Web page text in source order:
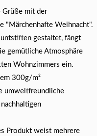
Grüße mit der
"Märchenhafte Weihnacht".
gestaltet, fängt
gemütliche Atmosphäre
Wohnzimmers ein.
300g/m²
umweltfreundliche
Produkt weist mehrere